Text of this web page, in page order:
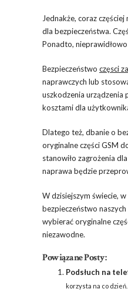
Jednakże, coraz
dla bezpieczeństwa.
Ponadto,
Bezpieczeństwo częsci
naprawczych lub
uszkodzenia
kosztami dla
Dlatego też, dbanie o
oryginalne części GSM
stanowiło zagrożenia
naprawa będzie
W dzisiejszym świecie,
bezpieczeństwo
wybierać oryginalne
niezawodne.
Powiązane Posty:
Podsłuch na
korzysta na co